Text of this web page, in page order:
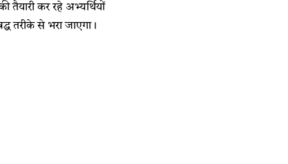
तैयारी कर रहे अभ्यर्थियों
तरीके से भरा जाएगा।